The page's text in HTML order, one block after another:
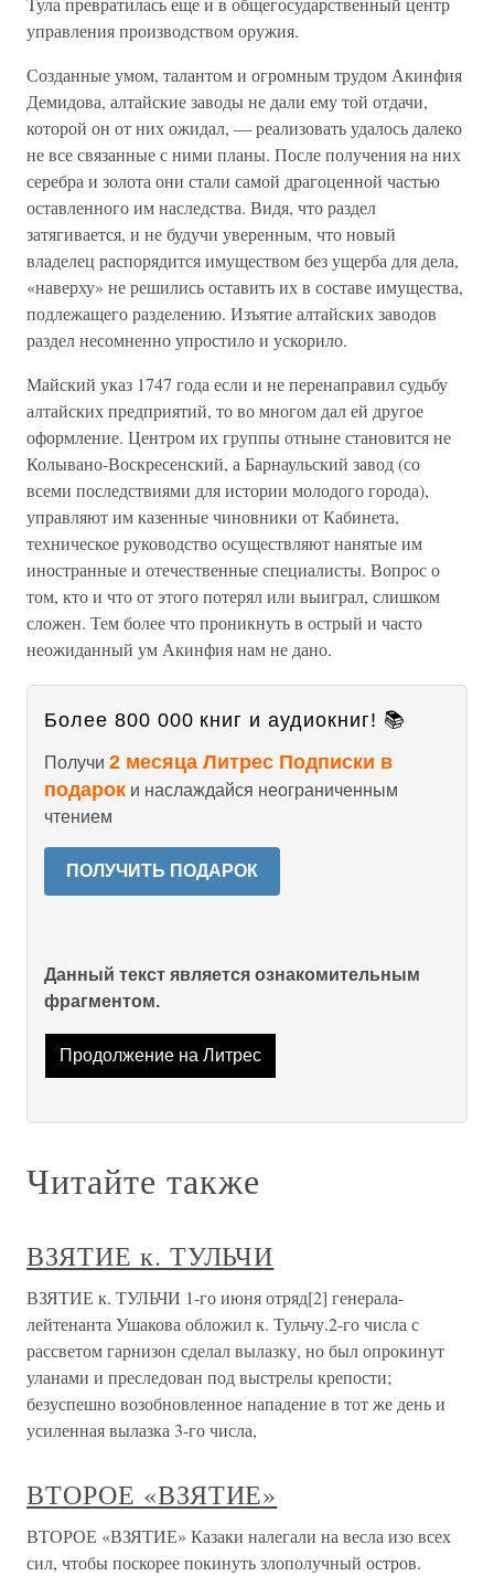
управления производством оружия.
Созданные умом, талантом и огромным трудом Акинфия
Демидова, алтайские заводы не дали ему той отдачи,
которой он от них ожидал, — реализовать удалось далеко
не все связанные с ними планы. После получения на них
серебра и золота они стали самой драгоценной частью
оставленного им наследства. Видя, что раздел
затягивается, и не будучи уверенным, что новый
владелец распорядится имуществом без ущерба для дела,
«наверху» не решились оставить их в составе имущества,
подлежащего разделению. Изъятие алтайских заводов
раздел несомненно упростило и ускорило.
Майский указ 1747 года если и не перенаправил судьбу
алтайских предприятий, то во многом дал ей другое
оформление. Центром их группы отныне становится не
Колывано-Воскресенский, а Барнаульский завод (со
всеми последствиями для истории молодого города),
управляют им казенные чиновники от Кабинета,
техническое руководство осуществляют нанятые им
иностранные и отечественные специалисты. Вопрос о
том, кто и что от этого потерял или выиграл, слишком
сложен. Тем более что проникнуть в острый и часто
неожиданный ум Акинфия нам не дано.
Более 800 000 книг и аудиокниг! 📚
Получи 2 месяца Литрес Подписки в
подарок и наслаждайся неограниченным
чтением
ПОЛУЧИТЬ ПОДАРОК
Данный текст является ознакомительным
фрагментом.
Продолжение на Литрес
Читайте также
ВЗЯТИЕ к. ТУЛЬЧИ
ВЗЯТИЕ к. ТУЛЬЧИ 1-го июня отряд[2] генерала-
лейтенанта Ушакова обложил к. Тульчу.2-го числа с
рассветом гарнизон сделал вылазку, но был опрокинут
уланами и преследован под выстрелы крепости;
безуспешно возобновленное нападение в тот же день и
усиленная вылазка 3-го числа,
ВТОРОЕ «ВЗЯТИЕ»
ВТОРОЕ «ВЗЯТИЕ» Казаки налегали на весла изо всех
сил, чтобы поскорее покинуть злополучный остров.